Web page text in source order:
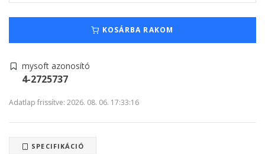
KOSÁRBA RAKOM
mysoft azonosító
4-2725737
Adatlap frissítve: 2026. 08. 06. 17:33:16
SPECIFIKÁCIÓ